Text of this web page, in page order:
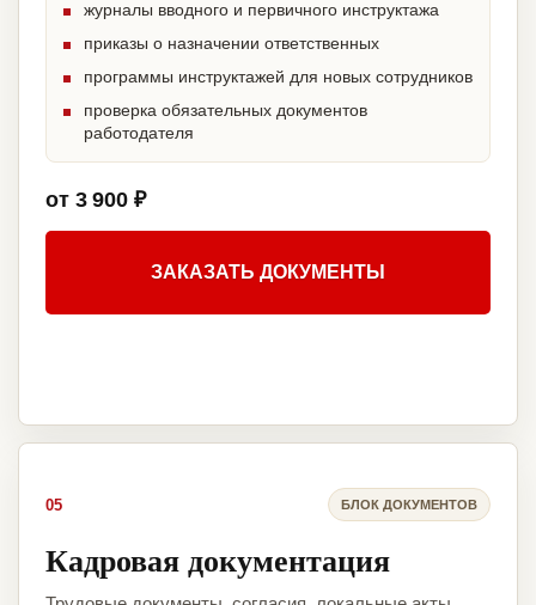
журналы вводного и первичного инструктажа
приказы о назначении ответственных
программы инструктажей для новых сотрудников
проверка обязательных документов
работодателя
от 3 900 ₽
ЗАКАЗАТЬ ДОКУМЕНТЫ
05 БЛОК ДОКУМЕНТОВ
Кадровая документация